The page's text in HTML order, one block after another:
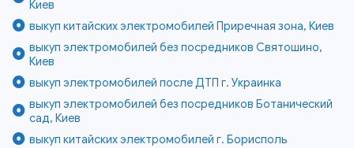
Киев
выкуп китайских электромобилей Приречная зона, Киев
выкуп электромобилей без посредников Святошино,
Киев
выкуп электромобилей после ДТП г. Украинка
выкуп электромобилей без посредников Ботанический
сад, Киев
выкуп китайских электромобилей г. Борисполь